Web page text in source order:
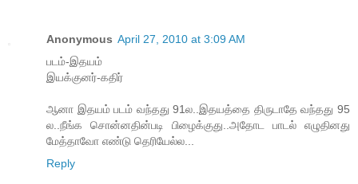
Anonymous April 27, 2010 at 3:09 AM
படம்-இதயம்
இயக்குனர்-கதிர்
ஆனா இதயம் படம் வந்தது 91ல..இதயத்தை திருடாதே வந்தது 95
ல..நீங்க சொன்னதின்படி பிழைக்குது..அதோட பாடல் எழுதினது
மேத்தாவோ எண்டு தெரியேல்ல...
Reply